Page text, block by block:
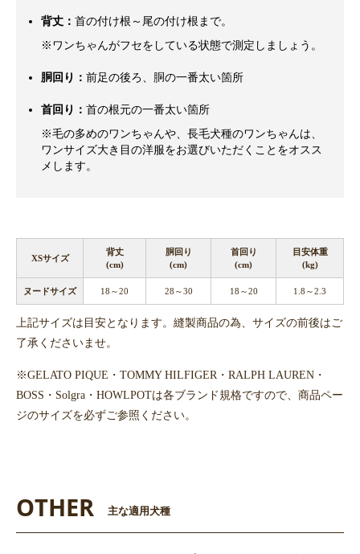
背丈： 首の付け根～尾の付け根まで。
※ワンちゃんがフセをしている状態で測定しましょう。
胴回り： 前足の後ろ、胴の一番太い箇所
首回り： 首の根元の一番太い箇所
※毛の多めのワンちゃんや、長毛犬種のワンちゃんは、
ワンサイズ大き目の洋服をお選びいただくことをオスス
メします。
XSサイズ
背丈
(cm)
胴回り
(cm)
首回り
(cm)
目安体重
(kg)
ヌードサイズ 18～20 28～30 18～20 1.8～2.3
上記サイズは目安となります。縫製商品の為、サイズの前後はご
了承くださいませ。
※GELATO PIQUE・TOMMY HILFIGER・RALPH LAUREN・
BOSS・Solgra・HOWLPOTは各ブランド規格ですので、商品ペー
ジのサイズを必ずご参照ください。
OTHER 主な適用犬種